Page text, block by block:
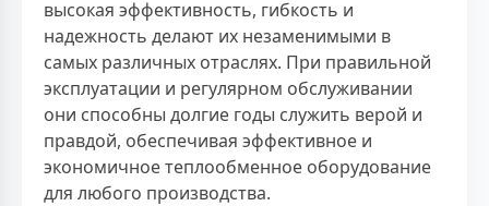
высокая эффективность, гибкость и
надежность делают их незаменимыми в
самых различных отраслях. При правильной
эксплуатации и регулярном обслуживании
они способны долгие годы служить верой и
правдой, обеспечивая эффективное и
экономичное теплообменное оборудование
для любого производства.